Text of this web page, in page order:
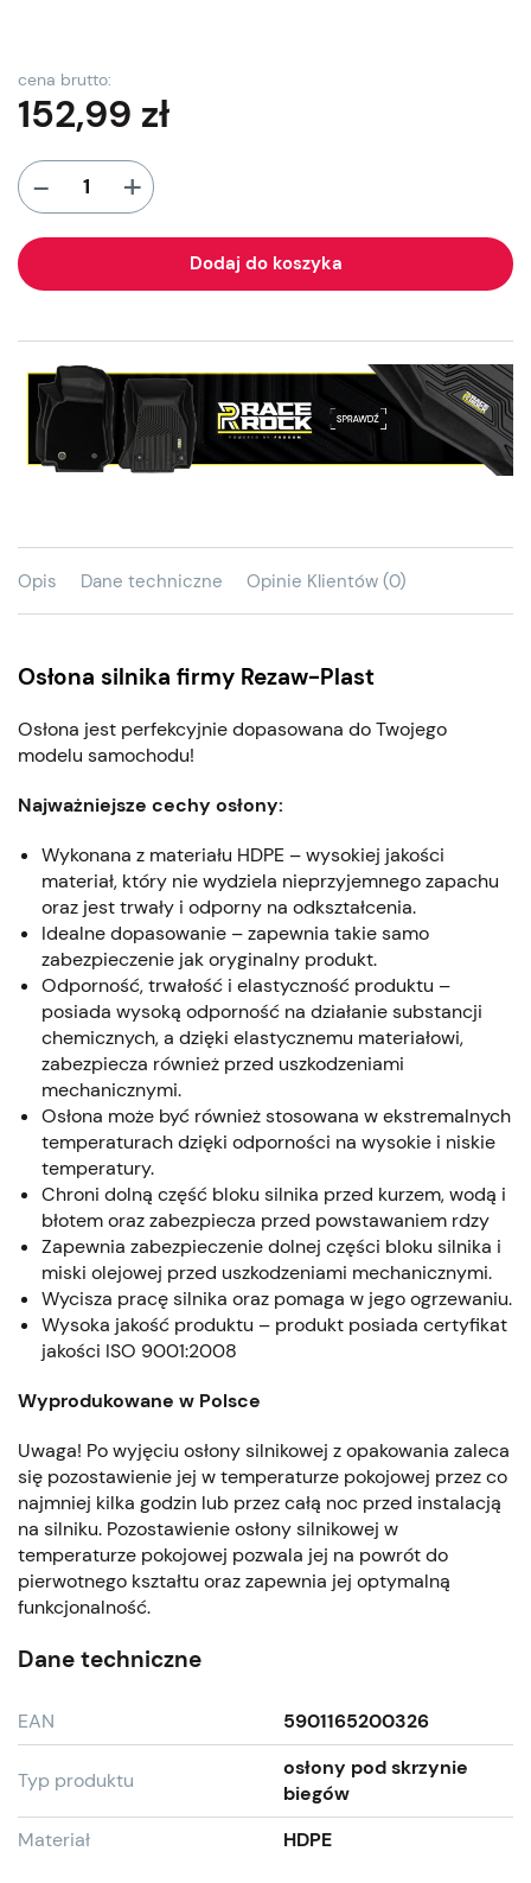
cena brutto:
152,99 zł
- +
Dodaj do koszyka
Opis Dane techniczne Opinie Klientów (0)
Osłona silnika firmy Rezaw-Plast
Osłona jest perfekcyjnie dopasowana do Twojego
modelu samochodu!
Najważniejsze cechy osłony:
Wykonana z materiału HDPE – wysokiej jakości
materiał, który nie wydziela nieprzyjemnego zapachu
oraz jest trwały i odporny na odkształcenia.
Idealne dopasowanie – zapewnia takie samo
zabezpieczenie jak oryginalny produkt.
Odporność, trwałość i elastyczność produktu –
posiada wysoką odporność na działanie substancji
chemicznych, a dzięki elastycznemu materiałowi,
zabezpiecza również przed uszkodzeniami
mechanicznymi.
Osłona może być również stosowana w ekstremalnych
temperaturach dzięki odporności na wysokie i niskie
temperatury.
Chroni dolną część bloku silnika przed kurzem, wodą i
błotem oraz zabezpiecza przed powstawaniem rdzy
Zapewnia zabezpieczenie dolnej części bloku silnika i
miski olejowej przed uszkodzeniami mechanicznymi.
Wycisza pracę silnika oraz pomaga w jego ogrzewaniu.
Wysoka jakość produktu – produkt posiada certyfikat
jakości ISO 9001:2008
Wyprodukowane w Polsce
Uwaga! Po wyjęciu osłony silnikowej z opakowania zaleca
się pozostawienie jej w temperaturze pokojowej przez co
najmniej kilka godzin lub przez całą noc przed instalacją
na silniku. Pozostawienie osłony silnikowej w
temperaturze pokojowej pozwala jej na powrót do
pierwotnego kształtu oraz zapewnia jej optymalną
funkcjonalność.
Dane techniczne
EAN 5901165200326
Typ produktu
osłony pod skrzynie
biegów
Materiał
HDPE